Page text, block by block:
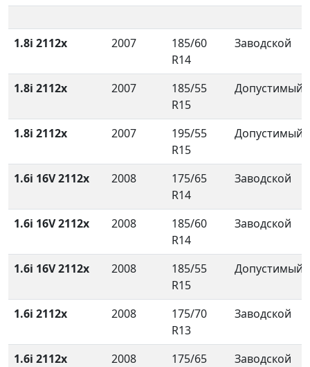
1.8i 2112x 2007
185/60
R14
Заводской
1.8i 2112x 2007
185/55
R15
Допустимый
1.8i 2112x 2007
195/55
R15
Допустимый
1.6i 16V 2112x 2008
175/65
R14
Заводской
1.6i 16V 2112x 2008
185/60
R14
Заводской
1.6i 16V 2112x 2008
185/55
R15
Допустимый
1.6i 2112x 2008
175/70
R13
Заводской
1.6i 2112x 2008
175/65
Заводской